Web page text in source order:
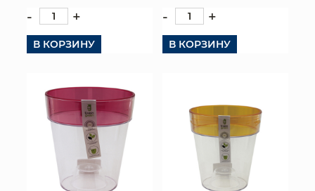
- +
В КОРЗИНУ
- +
В КОРЗИНУ